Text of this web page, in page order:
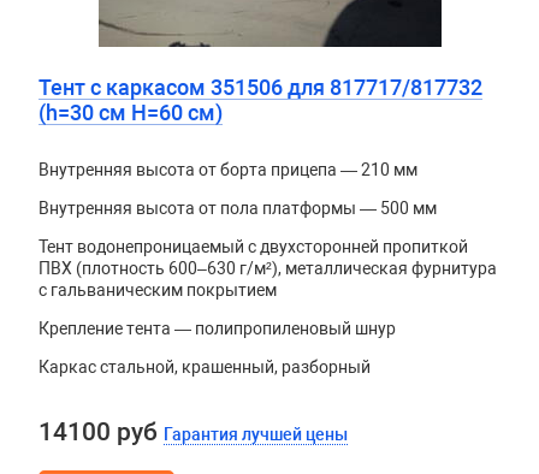
Тент с каркасом 351506 для 817717/817732
(h=30 см H=60 см)
Внутренняя высота от борта прицепа — 210 мм
Внутренняя высота от пола платформы — 500 мм
Тент водонепроницаемый с двухсторонней пропиткой
ПВХ (плотность 600–630 г/м²), металлическая фурнитура
с гальваническим покрытием
Крепление тента — полипропиленовый шнур
Каркас стальной, крашенный, разборный
14100 руб Гарантия лучшей цены